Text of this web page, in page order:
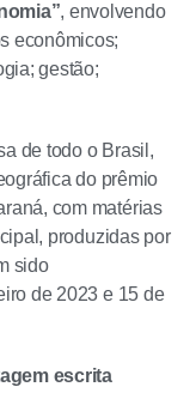
, envolvendo
econômicos;
gestão;
de todo o Brasil,
do prêmio
com matérias
produzidas por
sido
de 2023 e 15 de
escrita